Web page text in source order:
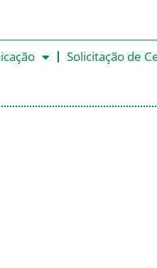
Solicitação de